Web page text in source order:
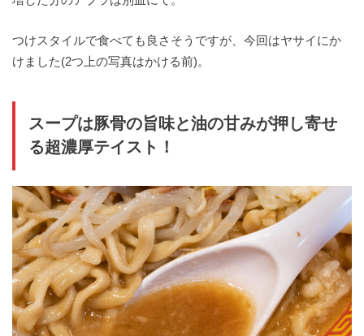
つけスタイルで食べても良さそうですが、今回はヤサイにか
けました(2つ上の写真はかける前)。
スープは豚骨の旨味と油の甘みが押し寄せ
る超濃厚テイスト！